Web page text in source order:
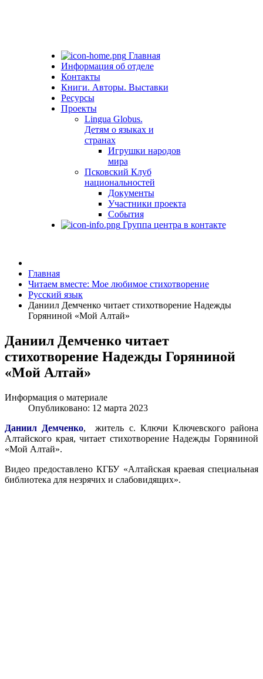
Главная
Информация об отделе
Контакты
Книги. Авторы. Выставки
Ресурсы
Проекты
Lingua Globus.
Детям о языках и
странах
Игрушки народов
мира
Псковский Клуб
национальностей
Документы
Участники проекта
События
Группа центра в контакте
Главная
Читаем вместе: Мое любимое стихотворение
Русский язык
Даниил Демченко читает стихотворение Надежды
Горяниной «Мой Алтай»
Даниил Демченко читает
стихотворение Надежды Горяниной
«Мой Алтай»
Информация о материале
Опубликовано: 12 марта 2023
Даниил Демченко, житель с. Ключи Ключевского района
Алтайского края, читает стихотворение Надежды Горяниной
«Мой Алтай».
Видео предоставлено КГБУ «Алтайская краевая специальная
библиотека для незрячих и слабовидящих».